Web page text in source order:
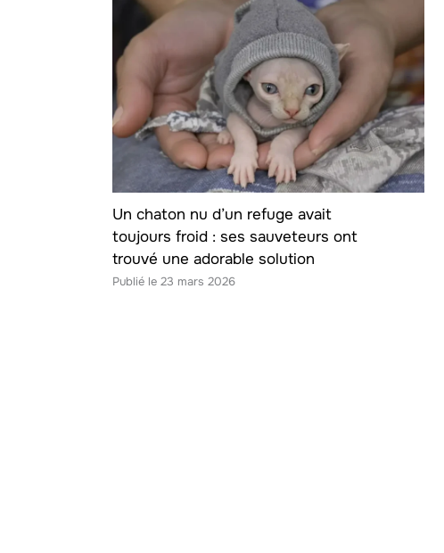
Un chaton nu d’un refuge avait
toujours froid : ses sauveteurs ont
trouvé une adorable solution
23 mars 2026